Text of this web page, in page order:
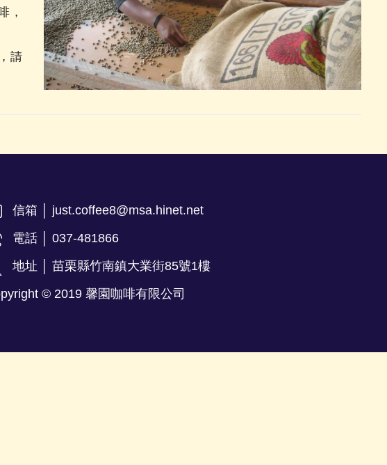
，
請
信箱 │ just.coffee8@msa.hinet.net
電話 │ 037-481866
地址 │ 苗栗縣竹南鎮大業街85號1樓
© 2019 馨園咖啡有限公司